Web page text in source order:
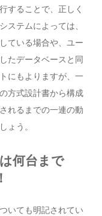
することで、正しく
ステムによっては、
ている場合や、ユー
たデータベースと同
にもよりますが、一
方式設計書から構成
れるまでの一連の動
ょう。
何台まで
いても明記されてい